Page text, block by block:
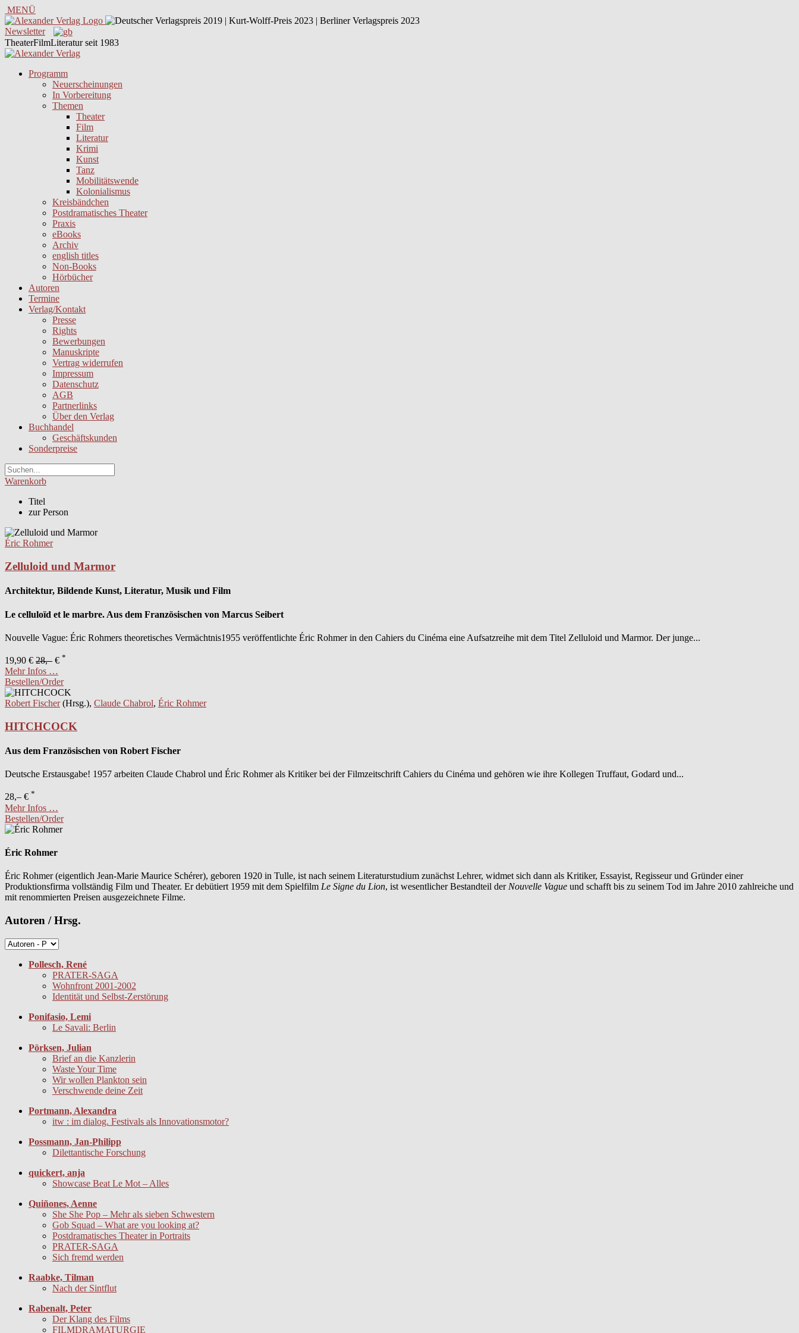
MENÜ
Newsletter
TheaterFilmLiteratur seit 1983
Programm
Neuerscheinungen
In Vorbereitung
Themen
Theater
Film
Literatur
Krimi
Kunst
Tanz
Mobilitätswende
Kolonialismus
Kreisbändchen
Postdramatisches Theater
Praxis
eBooks
Archiv
english titles
Non-Books
Hörbücher
Autoren
Termine
Verlag/Kontakt
Presse
Rights
Bewerbungen
Manuskripte
Vertrag widerrufen
Impressum
Datenschutz
AGB
Partnerlinks
Über den Verlag
Buchhandel
Geschäftskunden
Sonderpreise
Warenkorb
Titel
zur Person
Éric Rohmer
Zelluloid und Marmor
Architektur, Bildende Kunst, Literatur, Musik und Film
Le celluloïd et le marbre. Aus dem Französischen von Marcus Seibert
Nouvelle Vague: Éric Rohmers theoretisches Vermächtnis1955 veröffentlichte Éric Rohmer in den Cahiers du Cinéma eine Aufsatzreihe mit dem Titel Zelluloid und Marmor. Der junge...
19,90 € 28,– € *
Mehr Infos …
Bestellen/Order
Robert Fischer(Hrsg.), Claude Chabrol, Éric Rohmer
HITCHCOCK
Aus dem Französischen von Robert Fischer
Deutsche Erstausgabe! 1957 arbeiten Claude Chabrol und Éric Rohmer als Kritiker bei der Filmzeitschrift Cahiers du Cinéma und gehören wie ihre Kollegen Truffaut, Godard und...
28,– € *
Mehr Infos …
Bestellen/Order
Éric Rohmer
Éric Rohmer (eigentlich Jean-Marie Maurice Schérer), geboren 1920 in Tulle, ist nach seinem Literaturstudium zunächst Lehrer, widmet sich dann als Kritiker, Essayist, Regisseur und Gründer einer
Produktionsfirma vollständig Film und Theater. Er debütiert 1959 mit dem Spielfilm Le Signe du Lion, ist wesentlicher Bestandteil der Nouvelle Vague und schafft bis zu seinem Tod im Jahre 2010 zahlreiche und
mit renommierten Preisen ausgezeichnete Filme.
Autoren / Hrsg.
Pollesch, René
PRATER-SAGA
Wohnfront 2001-2002
Identität und Selbst-Zerstörung
Ponifasio, Lemi
Le Savali: Berlin
Pörksen, Julian
Brief an die Kanzlerin
Waste Your Time
Wir wollen Plankton sein
Verschwende deine Zeit
Portmann, Alexandra
itw : im dialog. Festivals als Innovationsmotor?
Possmann, Jan-Philipp
Dilettantische Forschung
quickert, anja
Showcase Beat Le Mot – Alles
Quiñones, Aenne
She She Pop – Mehr als sieben Schwestern
Gob Squad – What are you looking at?
Postdramatisches Theater in Portraits
PRATER-SAGA
Sich fremd werden
Raabke, Tilman
Nach der Sintflut
Rabenalt, Peter
Der Klang des Films
FILMDRAMATURGIE